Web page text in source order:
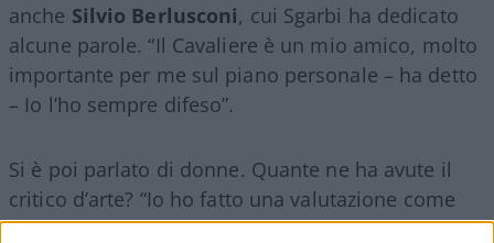
anche Silvio Berlusconi, cui Sgarbi ha dedicato
alcune parole. “Il Cavaliere è un mio amico, molto
importante per me sul piano personale – ha detto
– Io l’ho sempre difeso”.
Si è poi parlato di donne. Quante ne ha avute il
critico d’arte? “Io ho fatto una valutazione come
quella di Califano: almeno tre al mese, me le vuoi